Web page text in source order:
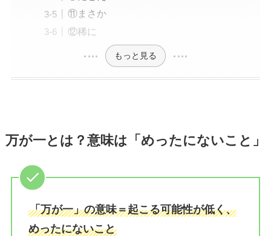
⑪まさか
⑫稀に
もっと見る
万が一とは？意味は「めったにないこと」
「万が一」の意味＝起こる可能性が低く、
めったにないこと